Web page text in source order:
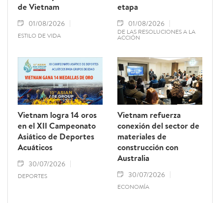
de Vietnam
01/08/2026
ESTILO DE VIDA
etapa
01/08/2026
DE LAS RESOLUCIONES A LA
ACCIÓN
Vietnam logra 14 oros
en el XII Campeonato
Asiático de Deportes
Acuáticos
30/07/2026
DEPORTES
Vietnam refuerza
conexión del sector de
materiales de
construcción con
Australia
30/07/2026
ECONOMÍA